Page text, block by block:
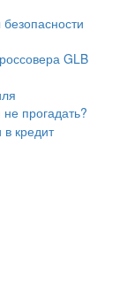
GLB
прогадать?
кредит